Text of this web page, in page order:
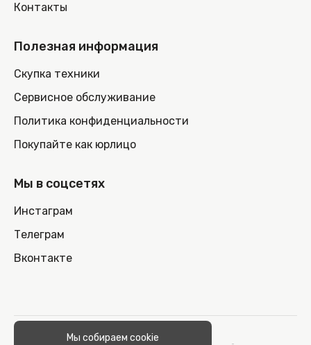
Контакты
Полезная информация
Скупка техники
Сервисное обслуживание
Политика конфиденциальности
Покупайте как юрлицо
Мы в соцсетях
Инстаграм
Телеграм
Вконтакте
© 2026 100nout.by,Мы собираем cookie